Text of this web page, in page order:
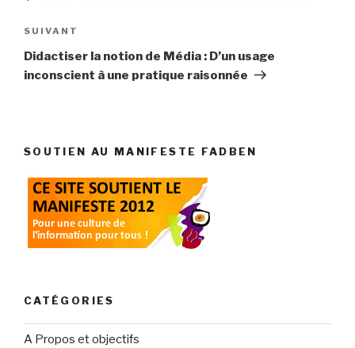
l’article
Article
suivant
SUIVANT
Didactiser la notion de Média : D’un usage
inconscient à une pratique raisonnée
SOUTIEN AU MANIFESTE FADBEN
CATÉGORIES
A Propos et objectifs